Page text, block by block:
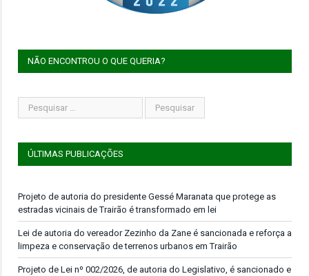
NÃO ENCONTROU O QUE QUERIA?
ÚLTIMAS PUBLICAÇÕES
Projeto de autoria do presidente Gessé Maranata que protege as
estradas vicinais de Trairão é transformado em lei
Lei de autoria do vereador Zezinho da Zane é sancionada e reforça a
limpeza e conservação de terrenos urbanos em Trairão
Projeto de Lei nº 002/2026, de autoria do Legislativo, é sancionado e